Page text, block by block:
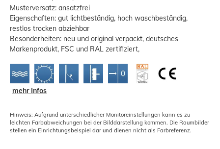
Musterversatz: ansatzfrei
Eigenschaften: gut lichtbeständig, hoch waschbeständig,
restlos trocken abziehbar
Besonderheiten: neu und original verpackt, deutsches
Markenprodukt, FSC und RAL zertifiziert,
mehr Infos
Hinweis: Aufgrund unterschiedlicher Monitoreinstellungen kann es zu
leichten Farbabweichungen bei der Bilddarstellung kommen. Die Raumbilder
stellen ein Einrichtungsbeispiel dar und dienen nicht als Farbreferenz.